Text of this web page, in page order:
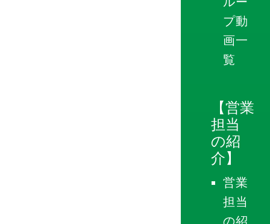
プ動
画一
覧
【営業
担当
の紹
介】
営業
担当
の紹